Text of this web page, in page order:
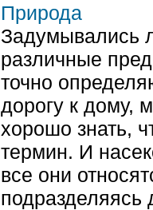
Природа
Задумывались
различные
точно
дорогу к дому,
хорошо знать,
термин. И
все они
подразделяясь